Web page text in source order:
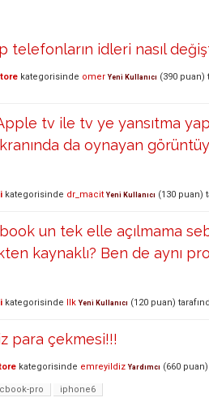
telefonların idleri nasıl
kategorisinde omer Yeni Kullanıcı (390 puan)
tv ile tv ye yansıtma
da oynayan
kategorisinde dr_macit Yeni Kullanıcı (130 puan)
un tek elle açılmama
kaynaklı? Ben de aynı
kategorisinde Ilk Yeni Kullanıcı (120 puan)
para çekmesi!!!
kategorisinde emreyildiz Yardımcı (660 puan)
pro iphone6